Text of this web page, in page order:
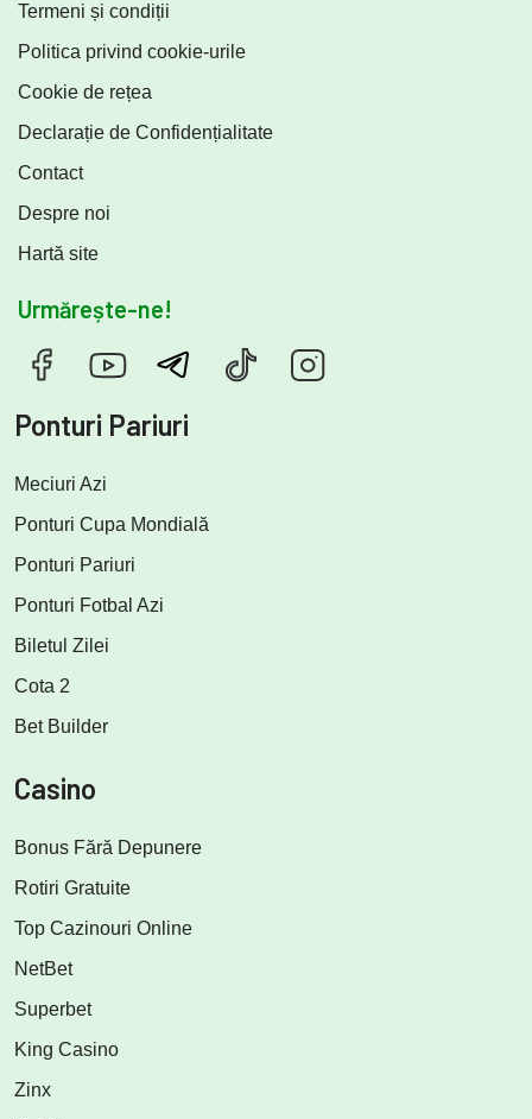
Termeni și condiții
Politica privind cookie-urile
Cookie de rețea
Declarație de Confidențialitate
Contact
Despre noi
Hartă site
Urmărește-ne!
Ponturi Pariuri
Meciuri Azi
Ponturi Cupa Mondială
Ponturi Pariuri
Ponturi Fotbal Azi
Biletul Zilei
Cota 2
Bet Builder
Casino
Bonus Fără Depunere
Rotiri Gratuite
Top Cazinouri Online
NetBet
Superbet
King Casino
Zinx